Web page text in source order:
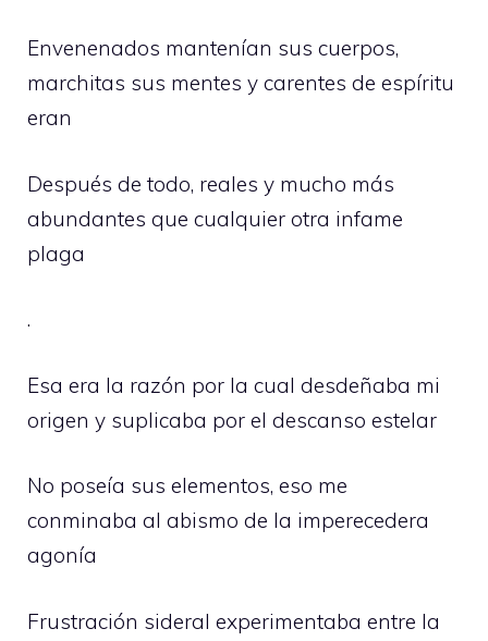
Envenenados mantenían sus cuerpos,
marchitas sus mentes y carentes de espíritu
eran
Después de todo, reales y mucho más
abundantes que cualquier otra infame
plaga
.
Esa era la razón por la cual desdeñaba mi
origen y suplicaba por el descanso estelar
No poseía sus elementos, eso me
conminaba al abismo de la imperecedera
agonía
Frustración sideral experimentaba entre la